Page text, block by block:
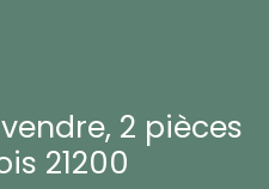
2 pièces
21200